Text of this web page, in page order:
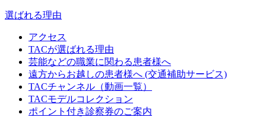
選ばれる理由
アクセス
TACが選ばれる理由
芸能などの職業に関わる患者様へ
遠方からお越しの患者様へ (交通補助サービス)
TACチャンネル（動画一覧）
TACモデルコレクション
ポイント付き診察券のご案内